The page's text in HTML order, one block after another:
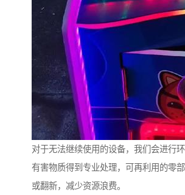
对于无法继续使用的设备，我们会进行
有害物质得到专业处理，可再利用的零
或翻新，减少资源浪费。